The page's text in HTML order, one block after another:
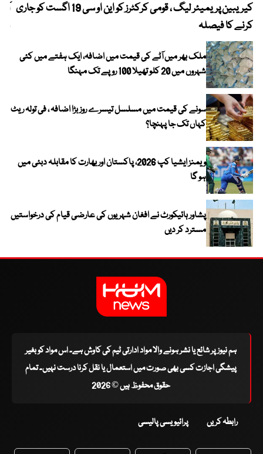
کیریبین پریمیئر لیگ ، قومی کرکٹرز کو این او سی 19 اگست کو جاری
کرنے کا فیصلہ
ملک بھر میں آٹے کی قیمت میں اضافہ، ایک ہفتے میں کئی
شہروں میں 20 کلو تھیلا 100 روپے تک مہنگا
سونے کی قیمت میں مسلسل تیسرے روز بڑا اضافہ ، فی تولہ ریٹ
کہاں تک جا پہنچا؟
ویمنز ایشیا کپ 2026، پاکستان اور بھارت کا مقابلہ دبئی میں
ہو گا
پشاور ہائیکورٹ نے افغان شہریوں کی عارضی قیام کی درخواستیں
مسترد کر دیں
ہم نیوز پر شائع یا نشر ہونے والا مواد ادارتی ٹیم کی کاوش ہے۔ اس مواد کو بغیر
پیشگی اجازت کسی بھی صورت میں استعمال یا نقل کرنا درست نہیں۔ تمام
حقوق محفوظ ہیں © 2026
رابطہ کریں پرائیویسی پالیسی